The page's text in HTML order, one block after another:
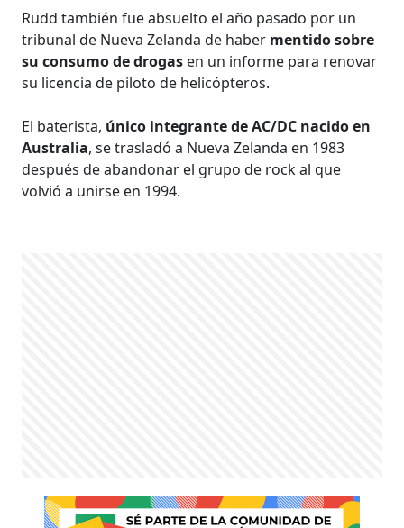
Rudd también fue absuelto el año pasado por un
tribunal de Nueva Zelanda de haber mentido sobre
su consumo de drogas en un informe para renovar
su licencia de piloto de helicópteros.
El baterista, único integrante de AC/DC nacido en
Australia, se trasladó a Nueva Zelanda en 1983
después de abandonar el grupo de rock al que
volvió a unirse en 1994.